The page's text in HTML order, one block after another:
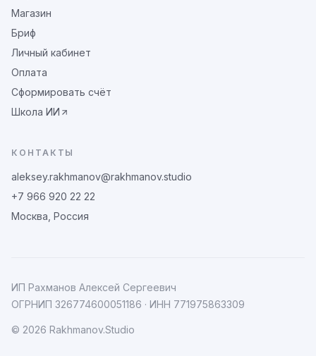
Магазин
Бриф
Личный кабинет
Оплата
Сформировать счёт
Школа ИИ
КОНТАКТЫ
aleksey.rakhmanov@rakhmanov.studio
+7 966 920 22 22
Москва, Россия
ИП Рахманов Алексей Сергеевич
ОГРНИП 326774600051186 · ИНН 771975863309
© 2026 Rakhmanov.Studio